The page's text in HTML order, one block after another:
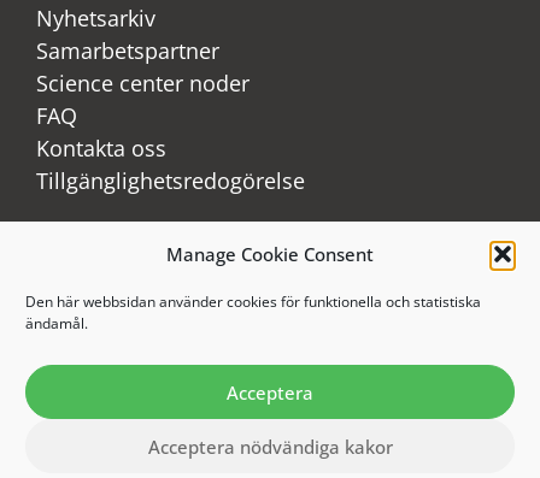
Manage Cookie Consent
Den här webbsidan använder cookies för funktionella och statistiska
ändamål.
Acceptera
Acceptera nödvändiga kakor
Nyhetsarkiv
Samarbetspartner
Science center noder
FAQ
Kontakta oss
Tillgänglighetsredogörelse
Youtube
Instagram